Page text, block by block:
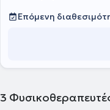
Επόμενη
3